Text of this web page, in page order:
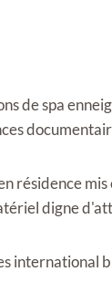
de spa
résidence
digne
international